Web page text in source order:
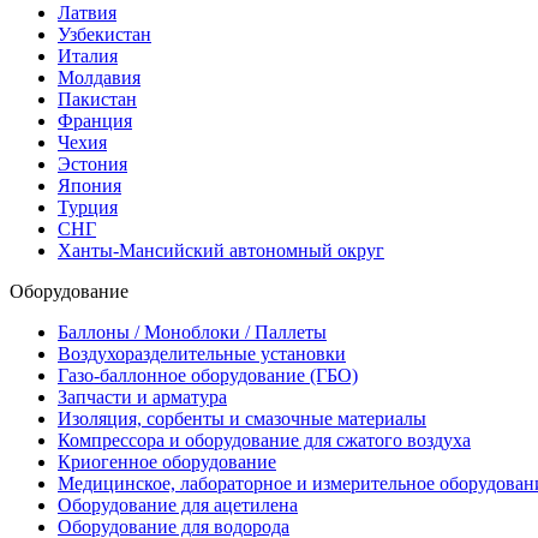
Латвия
Узбекистан
Италия
Молдавия
Пакистан
Франция
Чехия
Эстония
Япония
Турция
СНГ
Ханты-Мансийский автономный округ
Оборудование
Баллоны / Моноблоки / Паллеты
Воздухоразделительные установки
Газо-баллонное оборудование (ГБО)
Запчасти и арматура
Изоляция, сорбенты и смазочные материалы
Компрессора и оборудование для сжатого воздуха
Криогенное оборудование
Медицинское, лабораторное и измерительное
Оборудование для ацетилена
Оборудование для водорода